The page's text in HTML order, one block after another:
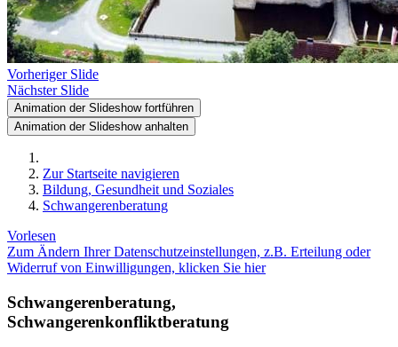
Vorheriger Slide
Nächster Slide
Animation der Slideshow fortführen
Animation der Slideshow anhalten
Zur Startseite navigieren
Bildung, Gesundheit und Soziales
Schwangerenberatung
Vorlesen
Zum Ändern Ihrer Datenschutzeinstellungen, z.B. Erteilung oder
Widerruf von Einwilligungen, klicken Sie hier
Schwangerenberatung,
Schwangerenkonfliktberatung